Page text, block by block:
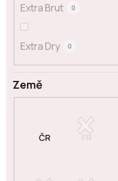
Země
Extra Brut 0
Extra Dry 0